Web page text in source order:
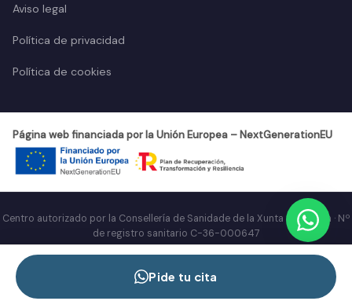
Aviso legal
Política de privacidad
Política de cookies
Página web financiada por la Unión Europea – NextGenerationEU
Centro autorizado por la Consellería de Sanidade de la Xunta de Galicia · Nº
de registro sanitario C-36-000647
© 2026 MALVAVISCO 3003 SL · Todos los derechos reservados.
Pide tu cita